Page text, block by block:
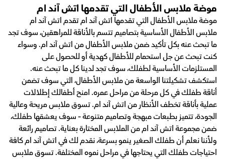
موضة ملابس الأطفال التي تقدمها اتش آند ام
موضة ملابس الأطفال التي تقدمها اتش آند ام تقدم اتش آند ام
ملابس الأطفال الأساسية بتصاميم تتسم بالأناقة للمراهقين، سوف تجد
ما تبحث عنه بكل تأكيد ضمن ملابس الأطفال من اتش آند ام. وسواء
كنت تبحث عن جل استحمام للأطفال كهدية أو للحصول على
المستلزمات الأساسية لطفلك، سوف تجد لدينا كل ما تبحث عنه.
استكشف تشكيلتنا الواسعة من ملابس الأطفال، التي سوف تضمن
أناقة طفلك في كل مرحلة من مراحل عمره. امنح أطفالك إطلالات
عملية بأناقة تخطف الأنظار من اتش آند ام. تسوق ملابس مريحة وعالية
الجودة، تتميز بطبعات مبهجة وتصاميم متنوعة - سوف يعشقها طفلك،
ضمن مجموعة اتش آند ام من الملابس المختارة بعناية. تصاميم رائعة
ولأننا نعلم أن طفلك الصغير ينمو بسرعة، نقدم لك في اتش آند ام كافة
احتياجات طفلك التي يحتاجها في مراحل نموه المختلفة. تسوق ملابس